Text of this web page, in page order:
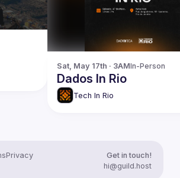
Sat, May 17th · 3AMIn-Person
Dados In Rio
Tech In Rio
Privacy
Get in touch!
hi@guild.host